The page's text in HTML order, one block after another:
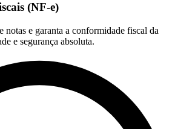
(NF-e)
notas e garanta a conformidade fiscal da
e segurança absoluta.